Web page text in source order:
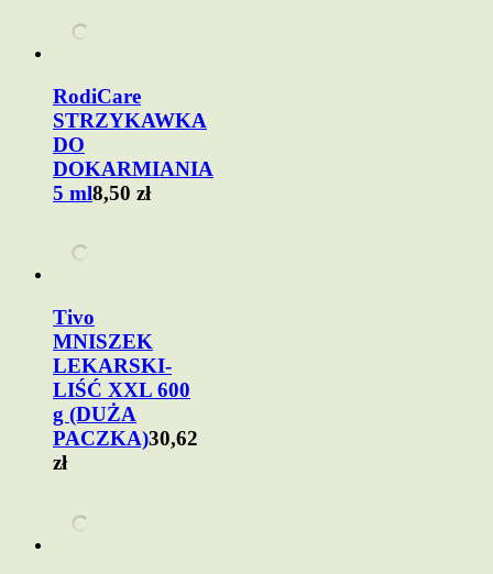
RodiCare
STRZYKAWKA
DO
DOKARMIANIA
5 ml8,50 zł
Tivo
MNISZEK
LEKARSKI-
LIŚĆ XXL 600
g (DUŻA
PACZKA)30,62
zł